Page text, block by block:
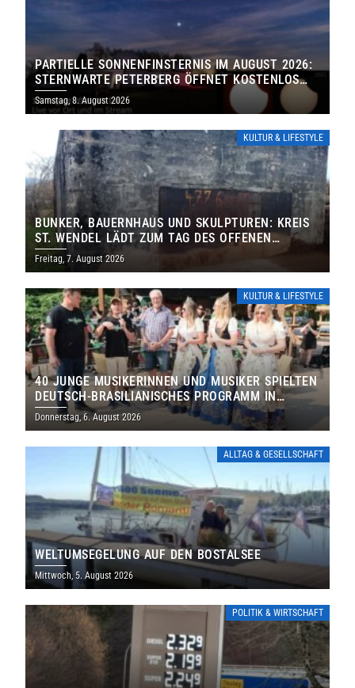
PARTIELLE SONNENFINSTERNIS IM AUGUST 2026:
STERNWARTE PETERBERG ÖFFNET KOSTENLOS
IHRE TORE
Samstag, 8. August 2026
KULTUR & LIFESTYLE
BUNKER, BAUERNHAUS UND SKULPTUREN: KREIS
ST. WENDEL LÄDT ZUM TAG DES OFFENEN
DENKMALS EIN
Freitag, 7. August 2026
KULTUR & LIFESTYLE
40 JUNGE MUSIKERINNEN UND MUSIKER SPIELTEN
DEUTSCH-BRASILIANISCHES PROGRAMM IN
THOLEY
Donnerstag, 6. August 2026
ALLTAG & GESELLSCHAFT
WELTUMSEGELUNG AUF DEN BOSTALSEE
Mittwoch, 5. August 2026
POLITIK & WIRTSCHAFT